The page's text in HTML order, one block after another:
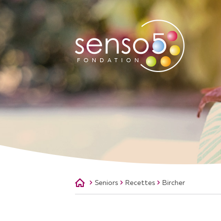
QUI SOMMES-NOUS
CONSEIL DE FONDATION
SOUTENIR LA FONDATION
Seniors Recettes Bircher